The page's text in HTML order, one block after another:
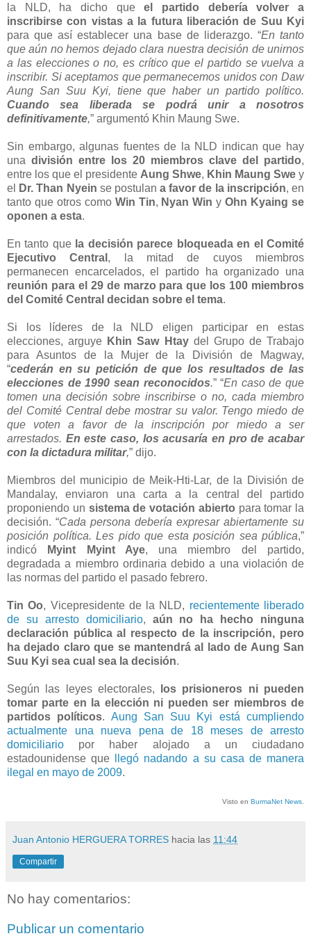
la NLD, ha dicho queel partido debería volver a
inscribirse con vistas a la futura liberación de Suu Kyi
para que así establecer una base de liderazgo. “En tanto
que aún no hemos dejado clara nuestra decisión de unirnos
a las elecciones o no, es crítico que el partido se vuelva a
inscribir. Si aceptamos que permanecemos unidos con Daw
Aung San Suu Kyi, tiene que haber un partido político.
Cuando sea liberada se podrá unir a nosotros
definitivamente,” argumentó Khin Maung Swe.
Sin embargo, algunas fuentes de la NLD indican que hay
una división entre los 20 miembros clave del partido,
entre los que el presidente Aung Shwe, Khin Maung Swe y
el
Dr. Than Nyein se postulana favor de la inscripción, en
tanto que otros como Win Tin, Nyan Win yOhn Kyaing se
oponen a esta.
En tanto que la decisión parece bloqueada en el Comité
Ejecutivo Central , la mitad de cuyos miembros
permanecen encarcelados, el partido ha organizado una
reunión para el 29 de marzo para que los 100 miembros
del Comité Central decidan sobre el tema.
Si los líderes de la NLD eligen participar en estas
elecciones, arguye Khin Saw Htaydel Grupo de Trabajo
para Asuntos de la Mujer de la División de Magway,
“cederán en su petición de que los resultados de las
elecciones de 1990 sean reconocidos.” “En caso de que
tomen una decisión sobre inscribirse o no, cada miembro
del Comité Central debe mostrar su valor. Tengo miedo de
que voten a favor de la inscripción por miedo a ser
arrestados. En este caso, los acusaría en pro de acabar
con la dictadura militar,” dijo.
Miembros del municipio de Meik-Hti-Lar, de la División de
Mandalay, enviaron una carta a la central del partido
proponiendo un sistema de votación abierto para tomar la
decisión. “Cada persona debería expresar abiertamente su
posición política. Les pido que esta posición sea pública,”
indicó
Myint Myint Aye, una miembro del partido,
degradada a miembro ordinaria debido a una violación de
las normas del partido el pasado febrero.
Tin Oo, Vicepresidente de la NLD, recientemente liberado
de su arresto domiciliario, aún no ha hecho ninguna
declaración pública al respecto de la inscripción, pero
ha dejado claro que se mantendrá al lado de Aung San
Suu Kyi sea cual sea la decisión.
Según las leyes electorales,
los prisioneros ni pueden
tomar parte en la elección ni pueden ser miembros de
partidos políticos. Aung San Suu Kyi está cumpliendo
actualmente una nueva pena de 18 meses de arresto
domiciliario por haber alojado a un ciudadano
estadounidense que
llegó nadando a su casa de manera
ilegal en mayo de 2009.
Visto en BurmaNet News
Juan Antonio HERGUERA TORRES hacia las 11:44
Compartir
No hay comentarios:
Publicar un comentario